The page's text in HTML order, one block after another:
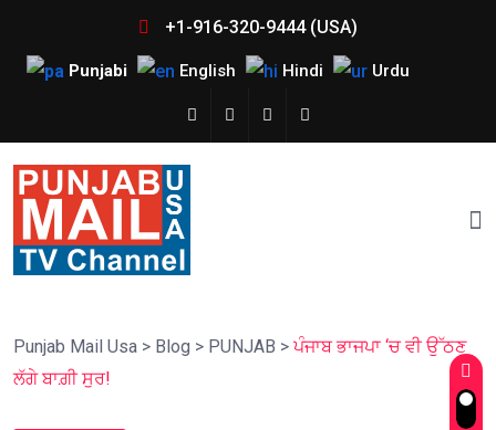
+1-916-320-9444 (USA)
Punjabi English Hindi Urdu
Punjab Mail Usa > Blog > PUNJAB >ਪੰਜਾਬ ਭਾਜਪਾ ‘ਚ ਵੀ ਉੱਠਣ
ਲੱਗੇ ਬਾਗ਼ੀ ਸੁਰ!